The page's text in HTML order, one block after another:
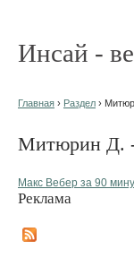
Инсай -
Главная › Раздел ›
Митюрин Д. -
Макс Вебер за 90
Реклама